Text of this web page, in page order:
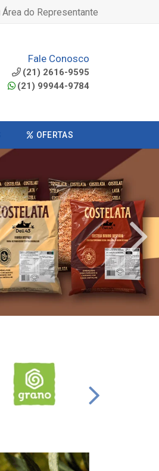
Área do Representante
Fale Conosco
(21) 2616-9595
(21) 99944-9784
OFERTAS